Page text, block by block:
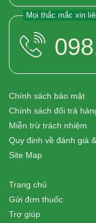
Mọi thắc mắc xin
Chính sách bảo mật
Chính sách đổi trả
Miễn trừ trách nhiệm
Quy định về đánh giá
Site Map
Trang chủ
Gửi đơn thuốc
Trợ giúp